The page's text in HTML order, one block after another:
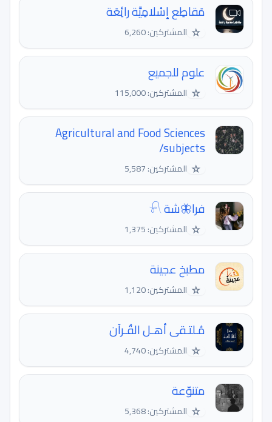
مَقاطِع إسْلامِيَّة رائِعَة
☆ المشتركين: 6,260
علوم للجميع
☆ المشتركين: 115,000
Agricultural and Food Sciences
/subjects
☆ المشتركين: 5,587
فرا🦋شة 𓍯
☆ المشتركين: 1,375
مطبخ عجينة
☆ المشتركين: 1,120
مُـلتـقى أهـل القُـرآن
☆ المشتركين: 4,740
متنوّعة
☆ المشتركين: 5,368